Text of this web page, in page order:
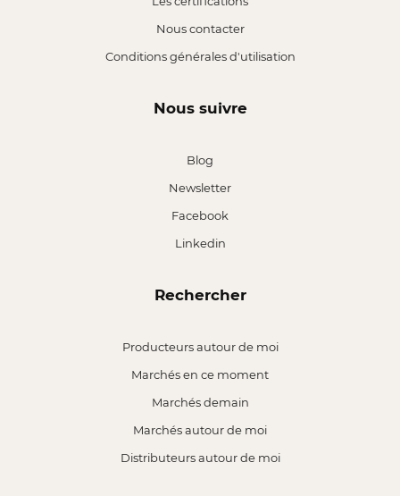
Nous contacter
Conditions générales d'utilisation
Nous suivre
Blog
Newsletter
Facebook
Linkedin
Rechercher
Producteurs autour de moi
Marchés en ce moment
Marchés demain
Marchés autour de moi
Distributeurs autour de moi